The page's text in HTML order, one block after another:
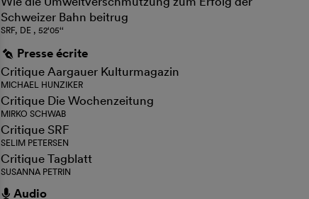
Schweizer Bahn beitrug
SRF, DE , 52‘05‘‘
g Presse écrite
Critique Aargauer Kulturmagazin
MICHAEL HUNZIKER
Critique Die Wochenzeitung
MIRKO SCHWAB
Critique SRF
SELIM PETERSEN
Critique Tagblatt
SUSANNA PETRIN
h Audio